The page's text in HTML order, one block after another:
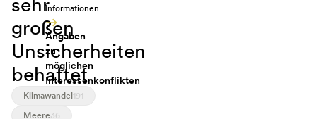
großen
Unsicherheiten
behaftet
Klimawandel 191
Meere36
Informationen
Angaben
zu
möglichen
Interessenkonflikten
„Ich